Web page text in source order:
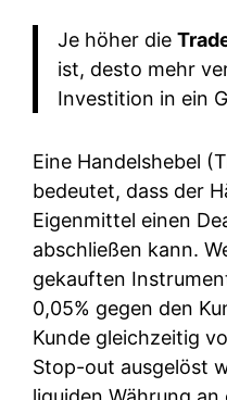
Je höher die
ist, desto mehr
Investition in ein
Eine Handelshebel
bedeutet, dass der
Eigenmittel einen
abschließen kann.
gekauften
0,05% gegen den
Kunde gleichzeitig
Stop-out ausgelöst